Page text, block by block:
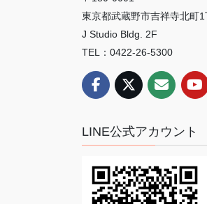
東京都武蔵野市吉祥寺北町
J Studio Bldg. 2F
TEL：0422-26-5300
LINE公式アカウント